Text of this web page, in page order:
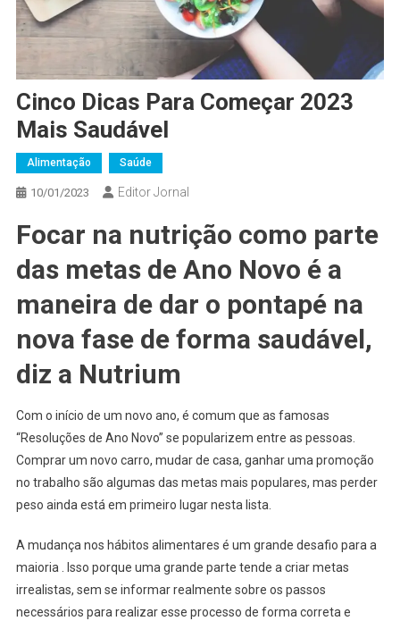
Cinco Dicas Para Começar 2023
Mais Saudável
Alimentação Saúde
10/01/2023 Editor Jornal
Focar na nutrição como parte
das metas de Ano Novo é a
maneira de dar o pontapé na
nova fase de forma saudável,
diz a Nutrium
Com o início de um novo ano, é comum que as famosas
“Resoluções de Ano Novo” se popularizem entre as pessoas.
Comprar um novo carro, mudar de casa, ganhar uma promoção
no trabalho são algumas das metas mais populares, mas perder
peso ainda está em primeiro lugar nesta lista.
A mudança nos hábitos alimentares é um grande desafio para a
maioria . Isso porque uma grande parte tende a criar metas
irrealistas, sem se informar realmente sobre os passos
necessários para realizar esse processo de forma correta e